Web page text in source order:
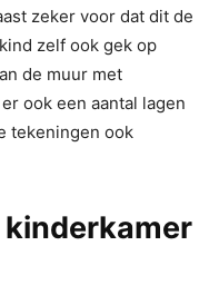
zeker voor dat dit de
zelf ook gek op
de muur met
ook een aantal lagen
tekeningen ook